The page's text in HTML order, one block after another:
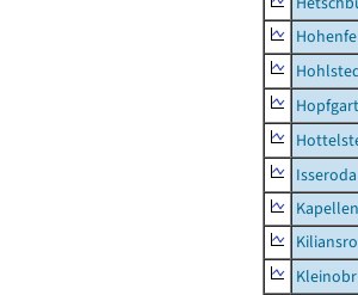
Isseroda